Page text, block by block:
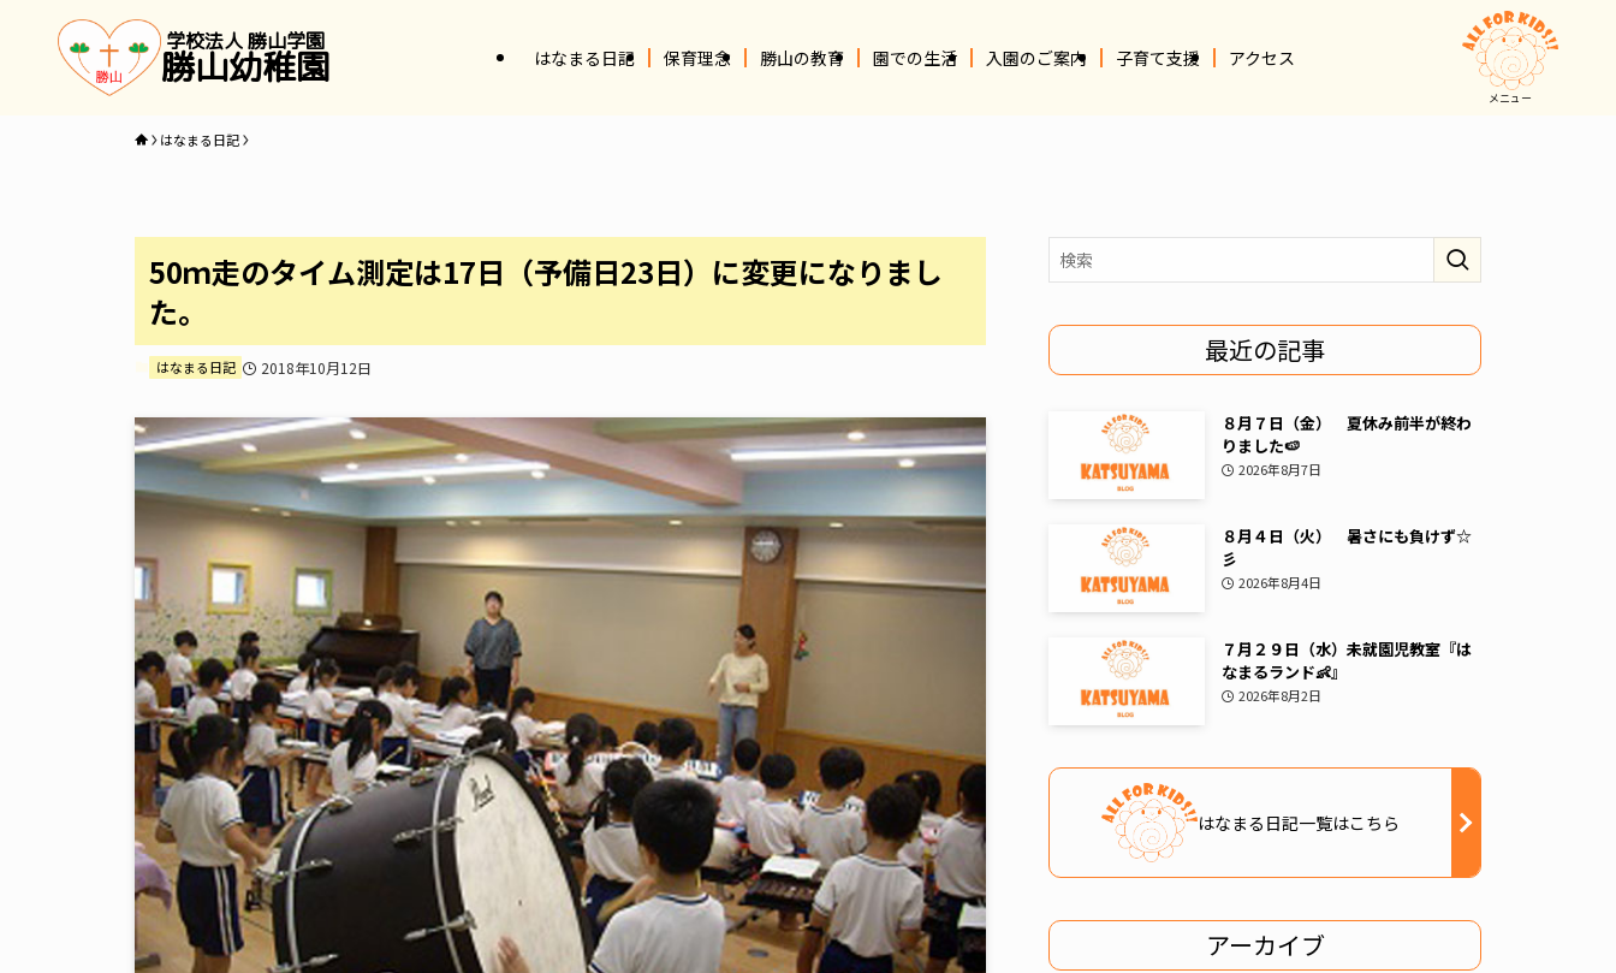
学校法人 勝山学園
勝山幼稚園 はなまる日記 保育理念 勝山の教育 園での生活 入園のご案内 子育て支援 アクセス
メニュー
はなまる日記
50ｍ走のタイム測定は17日（予備日23日）に変更になりまし
た。
はなまる日記 2018年10月12日
最近の記事
８月７日（金） 夏休み前半が終わ
りました🍉
2026年8月7日
８月４日（火） 暑さにも負けず☆
彡
2026年8月4日
７月２９日（水）未就園児教室『は
なまるランド👶』
2026年8月2日
はなまる日記一覧はこちら
アーカイブ